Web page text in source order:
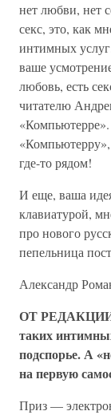
нет любви, нет
секс, это, как
интимных
ваше
любовь, есть
читателю
где-то рядом!
И еще, ваша
клавиатурой,
про нового
пепельница
Александр
ОТ РЕДАКЦИИ:
таких
подспорье. А
на первую
Приз —